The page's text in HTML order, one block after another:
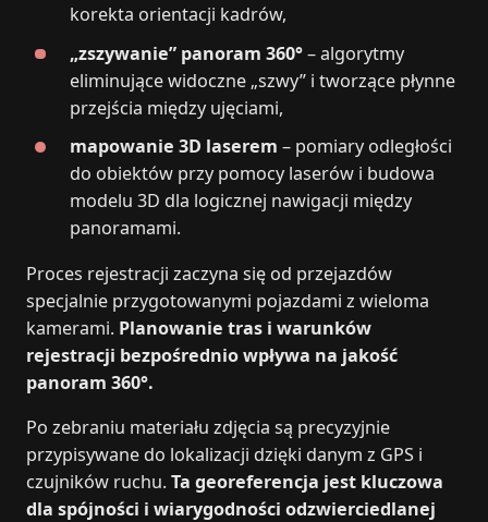
korekta orientacji kadrów,
„zszywanie” panoram 360°– algorytmy
eliminujące widoczne „szwy” i tworzące płynne
przejścia między ujęciami,
mapowanie 3D laserem – pomiary odległości
do obiektów przy pomocy laserów i budowa
modelu 3D dla logicznej nawigacji między
panoramami.
Proces rejestracji zaczyna się od przejazdów
specjalnie przygotowanymi pojazdami z wieloma
kamerami. Planowanie tras i warunków
rejestracji bezpośrednio wpływa na jakość
panoram 360°.
Po zebraniu materiału zdjęcia są precyzyjnie
przypisywane do lokalizacji dzięki danym z GPS i
czujników ruchu. Ta georeferencja jest kluczowa
dla spójności i wiarygodności odzwierciedlanej